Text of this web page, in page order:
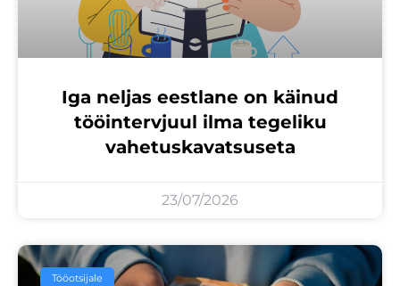
Iga neljas eestlane on käinud
tööintervjuul ilma tegeliku
vahetuskavatsuseta
23/07/2026
Tööotsijale